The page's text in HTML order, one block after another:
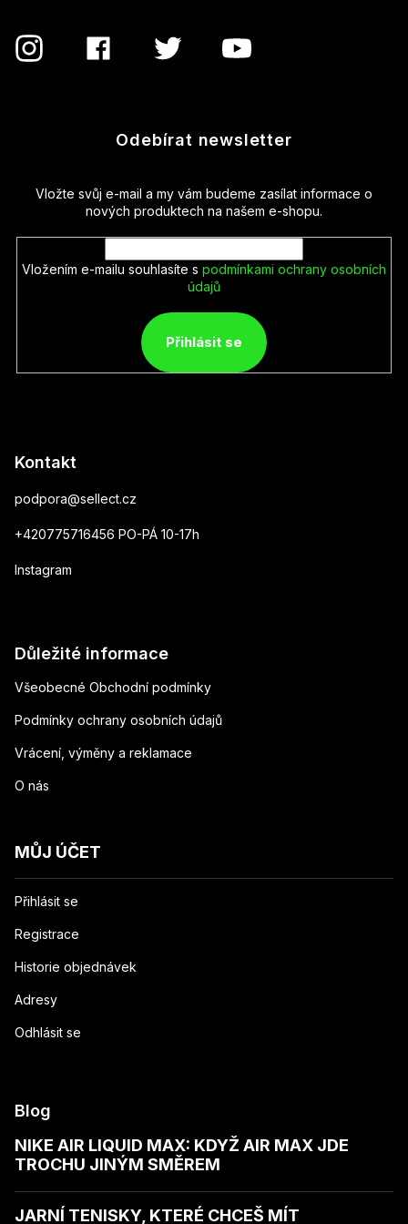
Odebírat newsletter
Vložte svůj e-mail a my vám budeme zasílat informace o
nových produktech na našem e-shopu.
Vložením e-mailu souhlasíte s podmínkami ochrany osobních
údajů
Přihlásit se
Kontakt
podpora@sellect.cz
+420775716456 PO-PÁ 10-17h
Instagram
Důležité informace
Všeobecné Obchodní podmínky
Podmínky ochrany osobních údajů
Vrácení, výměny a reklamace
O nás
MŮJ ÚČET
Přihlásit se
Registrace
Historie objednávek
Adresy
Odhlásit se
Blog
NIKE AIR LIQUID MAX: KDYŽ AIR MAX JDE
TROCHU JINÝM SMĚREM
JARNÍ TENISKY, KTERÉ CHCEŠ MÍT